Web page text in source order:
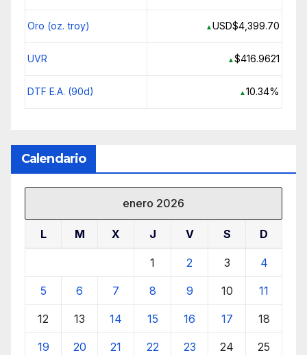
Oro (oz. troy) ▲USD$4,399.70
UVR ▲$416.9621
DTF E.A. (90d) ▲ 10.34%
Calendario
enero 2026
L M X J V S D
1 2 3 4
5 6 7 8 9 10 11
12 13 14 15 16 17 18
19 20 21 22 23 24 25